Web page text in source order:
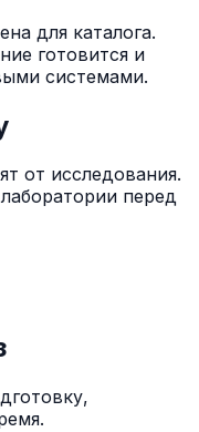
для каталога.
готовится и
системами.
от исследования.
перед